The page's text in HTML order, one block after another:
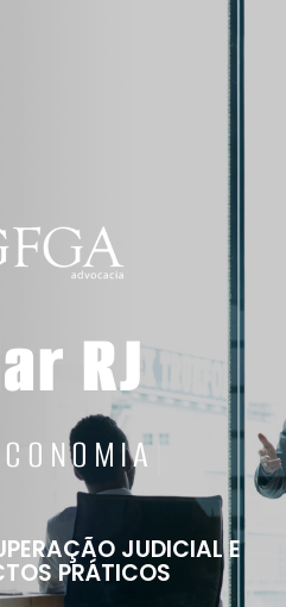
RJ
C O NO MIA|
JUDICIAL E
PRÁTICOS